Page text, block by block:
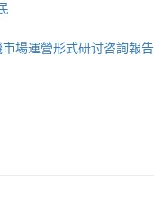
場運營形式研讨咨詢報告